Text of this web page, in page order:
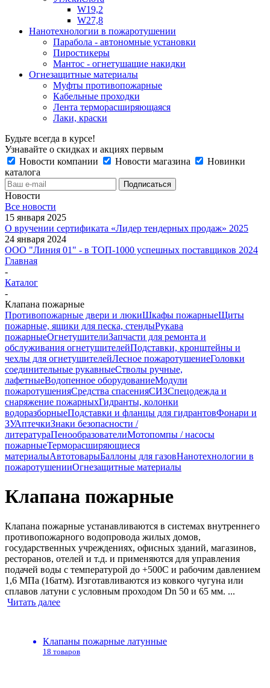
W19,2
W27,8
Нанотехнологии в пожаротушении
Парабола - автономные установки
Пиростикеры
Мантос - огнетушащие накидки
Огнезащитные материалы
Муфты противопожарные
Кабельные проходки
Лента терморасширяющаяся
Лаки, краски
Будьте всегда в курсе!
Узнавайте о скидках и акциях первым
Новости компании
Новости магазина
Новинки
каталога
Новости
Все новости
15 января 2025
О вручении сертификата «Лидер тендерных продаж» 2025
24 января 2024
ООО "Линия 01" - в ТОП-1000 успешных поставщиков 2024
Главная
-
Каталог
-
Клапана пожарные
Противопожарные двери и люкиШкафы пожарныеЩиты
пожарные, ящики для песка, стендыРукава
пожарныеОгнетушителиЗапчасти для ремонта и
обслуживания огнетушителейПодставки, кронштейны и
чехлы для огнетушителейЛесное пожаротушениеГоловки
соединительные рукавныеСтволы ручные,
лафетныеВодопенное оборудованиеМодули
пожаротушенияСредства спасенияСИЗСпецодежда и
снаряжение пожарныхГидранты, колонки
водоразборныеПодставки и фланцы для гидрантовФонари и
ЗУАптечкиЗнаки безопасности /
литератураПенообразователиМотопомпы / насосы
пожарныеТерморасширяющиеся
материалыАвтотоварыБаллоны для газовНанотехнологии в
пожаротушенииОгнезащитные материалы
Клапана пожарные
Клапана пожарные устанавливаются в системах внутреннего
противопожарного водопровода жилых домов,
государственных учреждениях, офисных зданий, магазинов,
ресторанов, отелей и т.д. и применяются для управления
подачей воды с температурой до +500С и рабочим давлением
1,6 МПа (16атм). Изготавливаются из ковкого чугуна или
сплавов латуни с условным проходом Dn 50 и 65 мм. ...
Читать далее
Клапаны пожарные латунные
18 товаров